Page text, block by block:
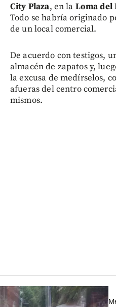
City Plaza, en la Loma del
Todo se habría originado
de un local comercial.
De acuerdo con testigos,
almacén de zapatos y,
la excusa de medírselos,
afueras del centro
mismos.